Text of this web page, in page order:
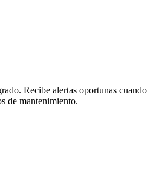
Recibe alertas oportunas cuando
de mantenimiento.